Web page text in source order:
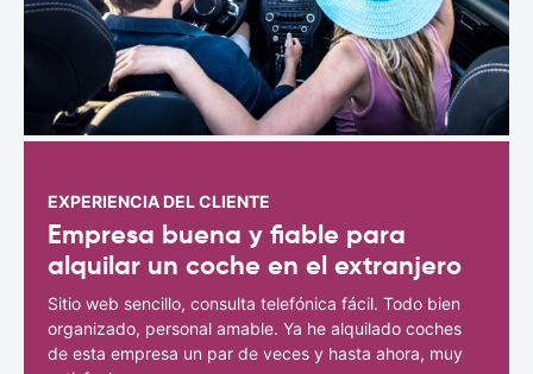
EXPERIENCIA DEL CLIENTE
Empresa buena y fiable para
alquilar un coche en el extranjero
Sitio web sencillo, consulta telefónica fácil. Todo bien
organizado, personal amable. Ya he alquilado coches
de esta empresa un par de veces y hasta ahora, muy